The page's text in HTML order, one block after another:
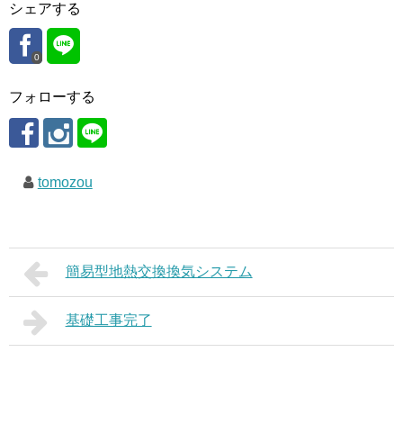
シェアする
0
フォローする
tomozou
簡易型地熱交換換気システム
基礎工事完了